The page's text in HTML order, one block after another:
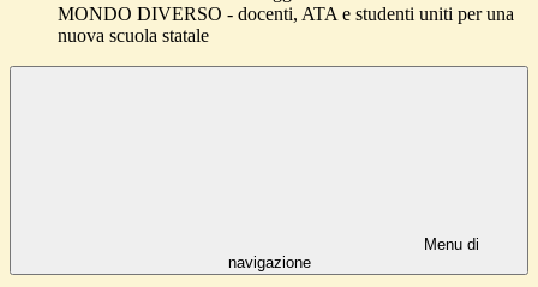
MONDO DIVERSO - docenti, ATA e studenti uniti per una
nuova scuola statale
Menu di
navigazione